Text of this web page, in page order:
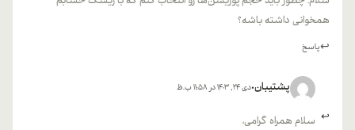
همخوانی داشته باشه؟
پاسخ
پشتیبان دی 24, 1403 در 11:58 ب.ظ
سلام همراه گرامی،